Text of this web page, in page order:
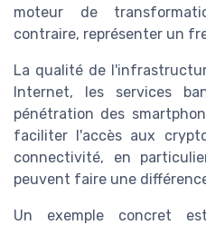
moteur de
contraire, représenter un
La qualité de
Internet, les services
pénétration des
faciliter l'accès aux
connectivité, en
peuvent faire une
Un exemple concret